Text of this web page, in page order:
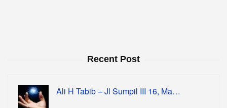
Recent Post
Ali H Tabib – Jl Sumpil III 16, Ma…